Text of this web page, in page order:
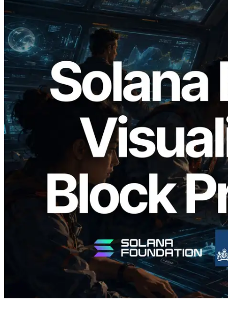
2026.05.24
Validators Solutions lance le Solana Block
Analyzer — Visualisation du temps de
production de bloc par slot et des
validateurs assignés